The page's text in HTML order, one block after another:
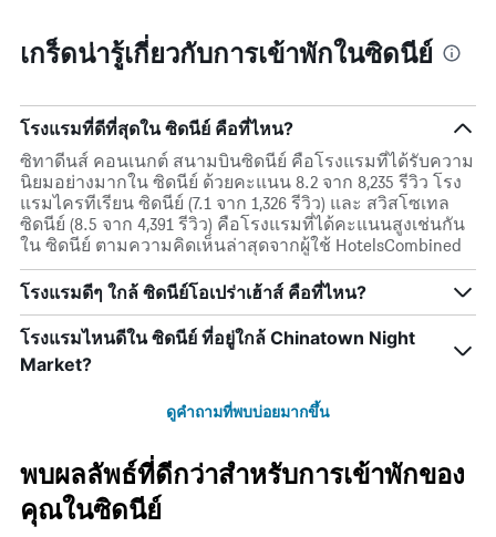
เกร็ดน่ารู้เกี่ยวกับการเข้าพักในซิดนีย์
โรงแรมที่ดีที่สุดใน ซิดนีย์ คือที่ไหน?
ซิทาดีนส์ คอนเนกต์ สนามบินซิดนีย์ คือโรงแรมที่ได้รับความ
นิยมอย่างมากใน ซิดนีย์ ด้วยคะแนน 8.2 จาก 8,235 รีวิว โรง
แรมไครทีเรียน ซิดนีย์ (7.1 จาก 1,326 รีวิว) และ สวิสโซเทล
ซิดนีย์ (8.5 จาก 4,391 รีวิว) คือโรงแรมที่ได้คะแนนสูงเช่นกัน
ใน ซิดนีย์ ตามความคิดเห็นล่าสุดจากผู้ใช้ HotelsCombined
โรงแรมดีๆ ใกล้ ซิดนีย์โอเปร่าเฮ้าส์ คือที่ไหน?
โรงแรมไหนดีใน ซิดนีย์ ที่อยู่ใกล้ Chinatown Night
Market?
ดูคำถามที่พบบ่อยมากขึ้น
พบผลลัพธ์ที่ดีกว่าสำหรับการเข้าพักของ
คุณในซิดนีย์